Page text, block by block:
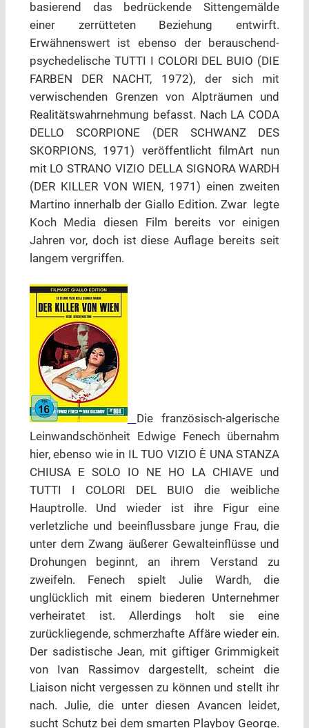
basierend das bedrückende Sittengemälde
einer zerrütteten Beziehung entwirft.
Erwähnenswert ist ebenso der berauschend-
psychedelische TUTTI I COLORI DEL BUIO (DIE
FARBEN DER NACHT, 1972), der sich mit
verwischenden Grenzen von Alpträumen und
Realitätswahrnehmung befasst. Nach LA CODA
DELLO SCORPIONE (DER SCHWANZ DES
SKORPIONS, 1971) veröffentlicht filmArt nun
mit LO STRANO VIZIO DELLA SIGNORA WARDH
(DER KILLER VON WIEN, 1971) einen zweiten
Martino innerhalb der Giallo Edition. Zwar legte
Koch Media diesen Film bereits vor einigen
Jahren vor, doch ist diese Auflage bereits seit
langem vergriffen.
Die französisch-algerische
Leinwandschönheit Edwige Fenech übernahm
hier, ebenso wie in IL TUO VIZIO È UNA STANZA
CHIUSA E SOLO IO NE HO LA CHIAVE und
TUTTI I COLORI DEL BUIO die weibliche
Hauptrolle. Und wieder ist ihre Figur eine
verletzliche und beeinflussbare junge Frau, die
unter dem Zwang äußerer Gewalteinflüsse und
Drohungen beginnt, an ihrem Verstand zu
zweifeln. Fenech spielt Julie Wardh, die
unglücklich mit einem biederen Unternehmer
verheiratet ist. Allerdings holt sie eine
zurückliegende, schmerzhafte Affäre wieder ein.
Der sadistische Jean, mit giftiger Grimmigkeit
von Ivan Rassimov dargestellt, scheint die
Liaison nicht vergessen zu können und stellt ihr
nach. Julie, die unter diesen Avancen leidet,
sucht Schutz bei dem smarten Playboy George.